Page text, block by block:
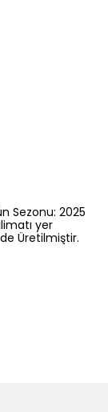
Sezonu: 2025
yer
Üretilmiştir.